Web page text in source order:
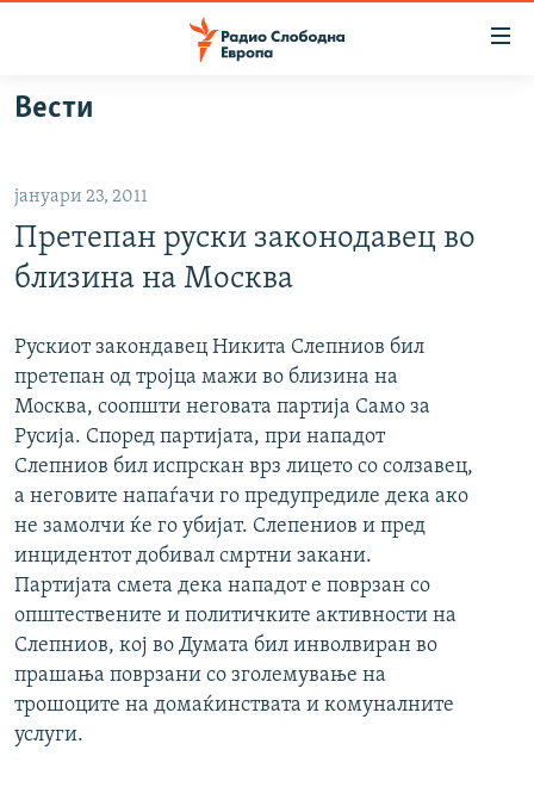
Оди
на
Оди
на
главната
навигација
на
пребарување
ВИЗУЕЛНО
ВЕСТИ
ПРИЈАВИ СЕ ЗА ЊУЗЛЕТЕР
ПОДКАСТ ЗОШТО?
СЛЕДЕТЕ НЕ
РСЕ веб страници
Вести
јануари 23, 2011
Претепан руски законодавец во
близина на Москва
Рускиот закондавец Никита Слепниов бил
претепан од тројца мажи во близина на
Москва, соопшти неговата партија Само за
Русија. Според партијата, при нападот
Слепниов бил испрскан врз лицето со солзавец,
а неговите напаѓачи го предупредиле дека ако
не замолчи ќе го убијат. Слепениов и пред
инцидентот добивал смртни закани.
Партијата смета дека нападот е поврзан со
општествените и политичките активности на
Слепниов, кој во Думата бил инволвиран во
прашања поврзани со зголемување на
трошоците на домаќинствата и комуналните
услуги.